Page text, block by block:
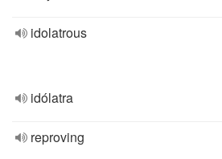
idolatrous
idólatra
reproving